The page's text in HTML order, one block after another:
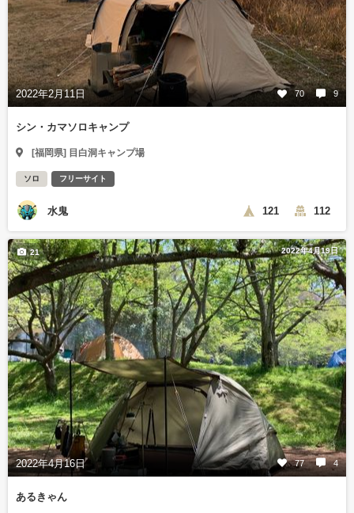
2022年2月11日 70 9
シン・カマソロキャンプ
[福岡県] 目白洞キャンプ場
ソロ フリーサイト
水鬼 121 112
2022年4月19日
2022年4月16日 77 4
21
あるきゃん